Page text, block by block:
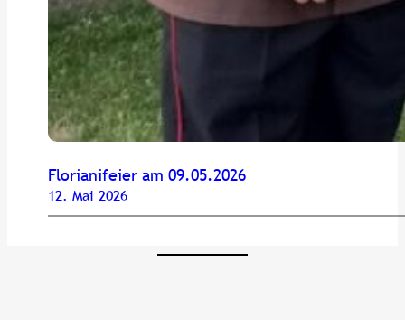
Florianifeier am 09.05.2026
12. Mai 2026